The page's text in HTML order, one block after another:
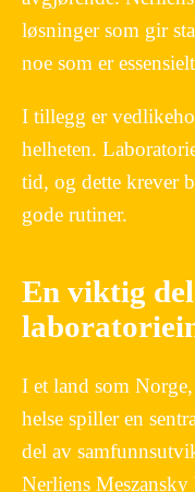
løsninger som gir
noe som er
I tillegg er
helheten.
tid, og dette krever
gode rutiner.
En viktig
I et land som
helse spiller en
del av
Nerliens